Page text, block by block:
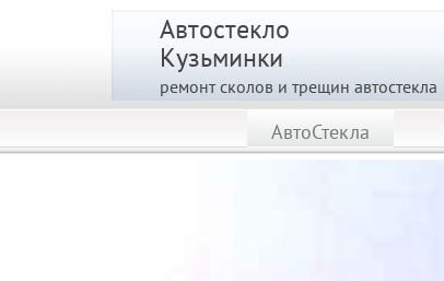
Автостекло
Кузьминки
ремонт сколов и трещин автостекла
АвтоСтекла